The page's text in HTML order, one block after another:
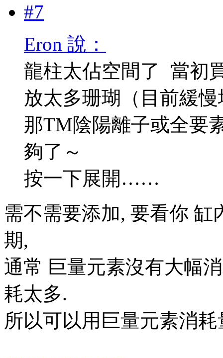
#7
Eron 說：
龍柱太佔空間了
當初
放太多珊瑚（目前緩
那TM陰陽離子或全要
夠了～
按一下展開……
需不需要添加, 要看你 缸
期,
通常 巨量元素沒有大幅
耗太多.
所以可以用巨量元素消